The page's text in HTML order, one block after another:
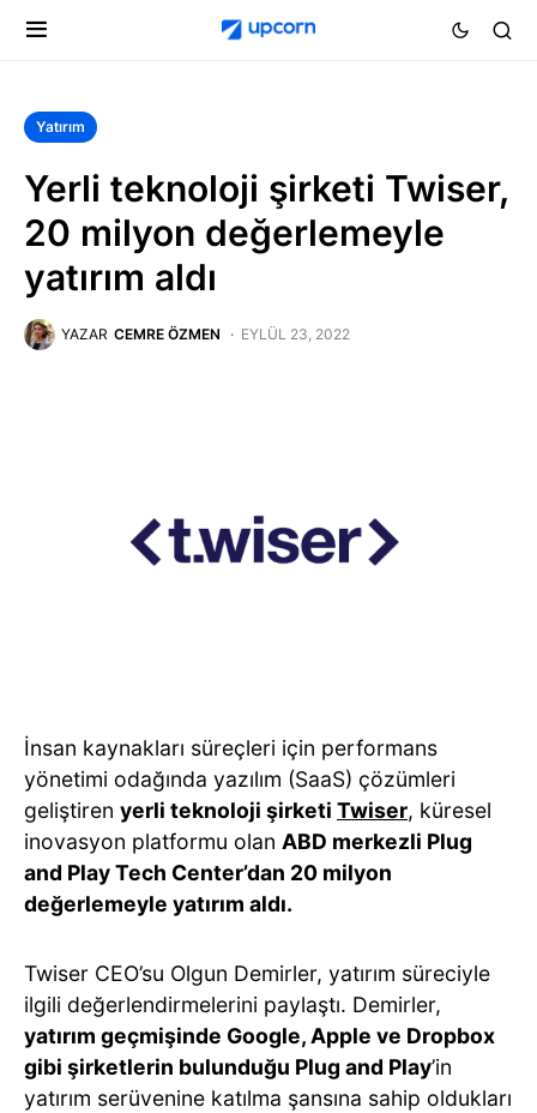
Yatırım
Yerli teknoloji şirketi Twiser,
20 milyon değerlemeyle
yatırım aldı
YAZAR CEMRE ÖZMEN EYLÜL 23, 2022
İnsan kaynakları süreçleri için performans
yönetimi odağında yazılım (SaaS) çözümleri
geliştiren yerli teknoloji şirketi Twiser, küresel
inovasyon platformu olan ABD merkezli Plug
and Play Tech Center’dan 20 milyon
değerlemeyle yatırım aldı.
Twiser CEO’su Olgun Demirler, yatırım süreciyle
ilgili değerlendirmelerini paylaştı. Demirler,
yatırım geçmişinde Google, Apple ve Dropbox
gibi şirketlerin bulunduğu Plug and Play’in
yatırım serüvenine katılma şansına sahip oldukları